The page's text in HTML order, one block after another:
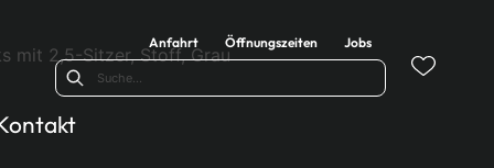
Anfahrt Öffnungszeiten Jobs
mit 2,5-Sitzer, Stoff, Grau